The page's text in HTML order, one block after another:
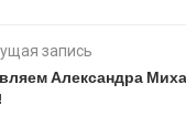
запись
Александра